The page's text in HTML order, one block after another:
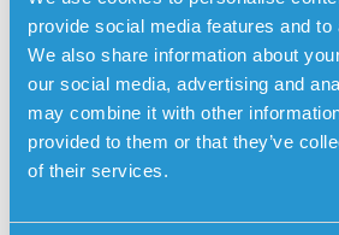
provide social media features and
We also share information about
our social media, advertising and
may combine it with other
provided to them or that they’ve
of their services.
Sensorems smartur har GPS-
medicinpåmindelser og automatisk
Sensorems smarturer et eksempel
hjælpemiddel specielt udviklet til
demens. Uret fungerer udendørs og
positionering, så pårørende kan se
besked fra smarturet